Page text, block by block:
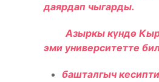
даярдап чыгарды.
Азыркы күндө
эми университетте
башталгыч